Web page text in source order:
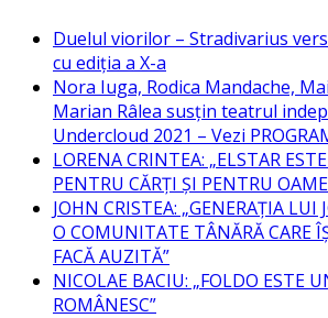
content
Duelul viorilor – Stradivarius
cu ediția a X-a
Nora Iuga, Rodica Mandache,
Marian Râlea susțin teatrul
Undercloud 2021 – Vezi
LORENA CRINTEA: „ELSTAR
PENTRU CĂRȚI ȘI PENTRU
JOHN CRISTEA: „GENERAȚIA LUI
O COMUNITATE TÂNĂRĂ CARE
FACĂ AUZITĂ”
NICOLAE BACIU: „FOLDO ESTE
ROMÂNESC”